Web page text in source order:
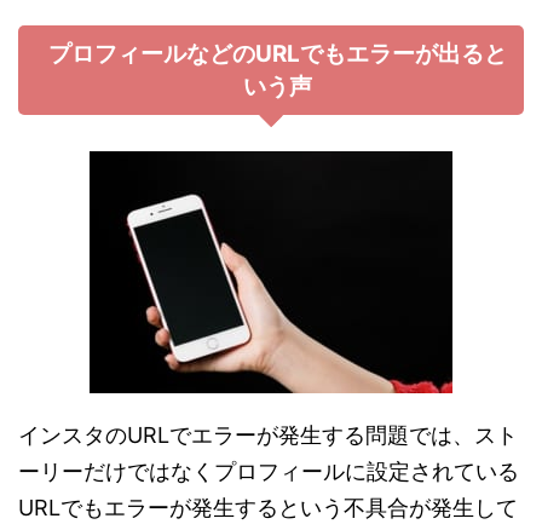
プロフィールなどのURLでもエラーが出ると
いう声
インスタのURLでエラーが発生する問題では、スト
ーリーだけではなくプロフィールに設定されている
URLでもエラーが発生するという不具合が発生して